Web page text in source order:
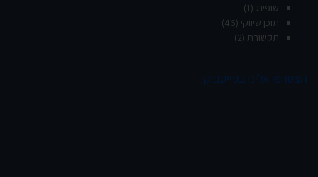
שופינג (1)
תוכן שיווקי (46)
תקשורת (2)
הצטרפו אלינו בפייסבוק